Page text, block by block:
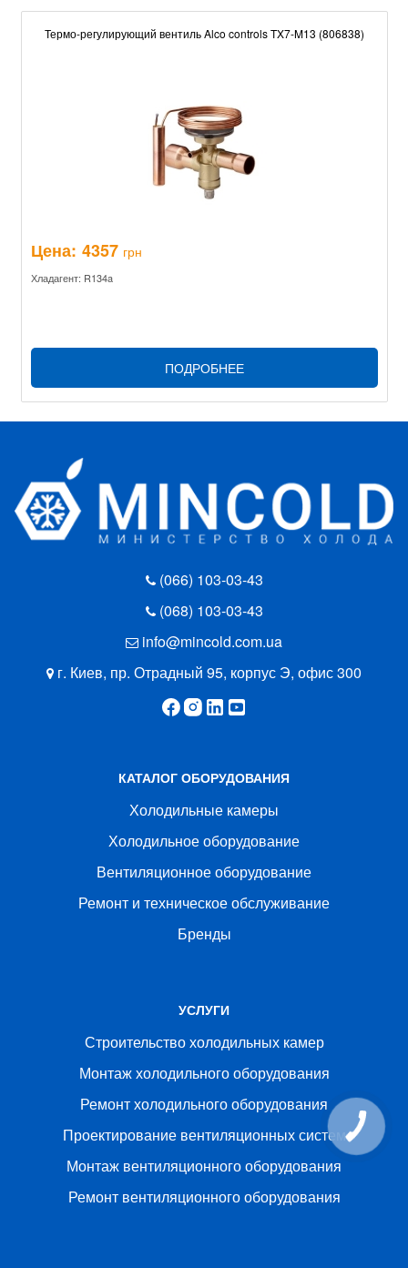
Термо-регулирующий вентиль Alco controls TX7-M13 (806838)
Цена: 4357 грн
Хладагент: R134a
ПОДРОБНЕЕ
(066) 103-03-43
(068) 103-03-43
info@mincold.com.ua
г. Киев, пр. Отрадный 95, корпус Э, офис 300
КАТАЛОГ ОБОРУДОВАНИЯ
Холодильные камеры
Холодильное оборудование
Вентиляционное оборудование
Ремонт и техническое обслуживание
Бренды
УСЛУГИ
Строительство холодильных камер
Монтаж холодильного оборудования
Ремонт холодильного оборудования
Проектирование вентиляционных систем
Монтаж вентиляционного оборудования
Ремонт вентиляционного оборудования